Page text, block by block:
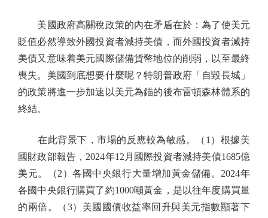
美國政府高關稅政策的內在矛盾在於：為了使美元
貶值必然導致外國投資者減持美債，而外國投資者減持
美債又意味着美元國際儲備貨幣地位的削弱，以至最終
喪失。美國到底想要什麼呢？特朗普政府「自毀長城」
的政策將進一步加速以美元為錨的後布雷頓森林體系的
終結。
在此背景下，市場的反應較為敏感。（1）根據美
國財政部報告，2024年12月國際投資者減持美債1685億
美元。（2）各國中央銀行大量增加黃金儲備。2024年
各國中央銀行購買了約1000噸黃金，是以往年度購買量
的兩倍。（3）美國國債收益率回升與美元指數顯著下